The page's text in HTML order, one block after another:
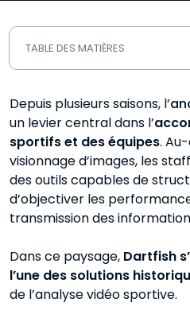
TABLE DES MATIÈRES
Comment
À quoi sert Dartfish
sportive ?
Dartfish et le
concrets ?
Installation et prise
Quel est le prix de
Depuis plusieurs saisons, l’
un levier central dans l’
sportifs et des équipes.
visionnage d’images, les
des outils capables de
d’objectiver les
transmission des
Dans ce paysage, Dartfish
l’une des solutions
de l’analyse vidéo sportive.